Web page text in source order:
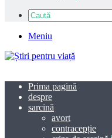
Meniu
Prima pagină
despre
sarcină
avort
contracepție